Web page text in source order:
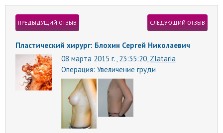
ПРЕДЫДУЩИЙ ОТЗЫВ СЛЕДУЮЩИЙ ОТЗЫВ
Пластический хирург: Блохин Сергей Николаевич
08 марта 2015 г., 23:35:20, Zlataria
Операция: Увеличение груди